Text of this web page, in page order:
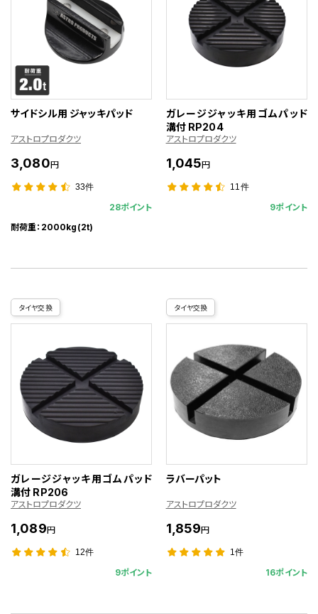
サイドシル用 ジャッキパッド
アストロプロダクツ
3,080円
33件
28ポイント
耐荷重：2000kg(2t)
ガレージジャッキ用ゴムパッド
溝付 RP204
アストロプロダクツ
1,045円
11件
9ポイント
タイヤ交換
ガレージジャッキ用ゴムパッド
溝付 RP206
アストロプロダクツ
1,089円
12件
9ポイント
タイヤ交換
ラバーパット
アストロプロダクツ
1,859円
1件
16ポイント